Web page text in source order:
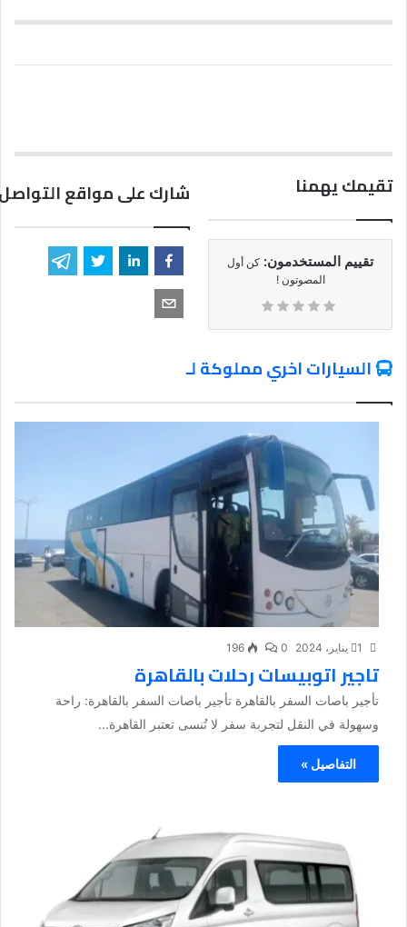
تقيمك يهمنا
تقييم المستخدمون: كن أول
المصوتون !
شارك على مواقع
السيارات اخري مملوكة لـ
1 يناير، 2024 0
196
تاجير اتوبيسات رحلات بالقاهرة
تأجير باصات السفر بالقاهرة تأجير باصات السفر بالقاهرة: راحة
وسهولة في النقل لتجربة سفر لا تُنسى تعتبر القاهرة...
التفاصيل »